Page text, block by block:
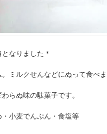
なりました＊
ミルクせんなどにぬって食べま
らぬ味の駄菓子です。
小麦でんぷん・食塩等